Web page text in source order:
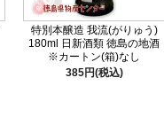
特別本醸造 我流(がりゅう)
180ml 日新酒類 徳島の地酒
※カートン(箱)なし
385円(税込)